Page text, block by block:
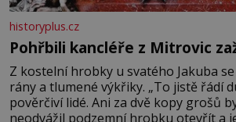
historyplus.cz
Pohřbili kancléře z Mitrovic
Z kostelní hrobky u svatého Jakuba
rány a tlumené výkřiky. „To jistě řádí
pověrčiví lidé. Ani za dvě kopy grošů
neodvážil podzemní hrobku otevřít a